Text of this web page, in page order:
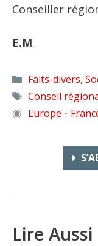
Conseiller
E.M.
Catégories
Faits-divers,
Étiquettes
Conseil
◉ Europe •
Lire Aussi